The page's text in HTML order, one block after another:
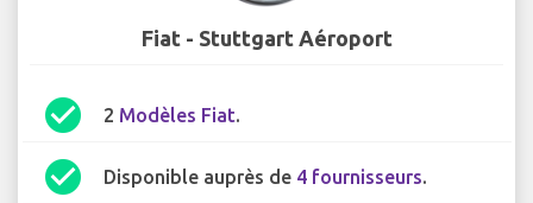
Fiat - Stuttgart Aéroport
check_circle 2 Modèles Fiat.
check_circle Disponible auprès de 4 fournisseurs.